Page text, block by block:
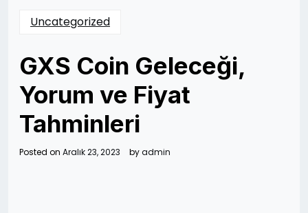
Uncategorized
GXS Coin Geleceği,
Yorum ve Fiyat
Tahminleri
Posted on Aralık 23, 2023 byadmin